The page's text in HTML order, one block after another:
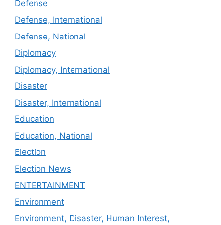
Defense
Defense, International
Defense, National
Diplomacy
Diplomacy, International
Disaster
Disaster, International
Education
Education, National
Election
Election News
ENTERTAINMENT
Environment
Environment, Disaster, Human Interest,